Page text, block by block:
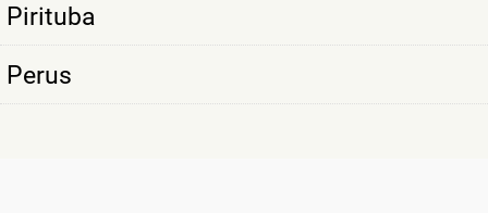
Pirituba
Perus